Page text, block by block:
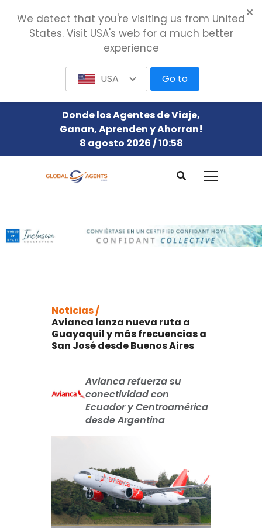
Donde los Agentes de Viaje,
Ganan, Aprenden y Ahorran!
8 agosto 2026 / 10:58
Noticias /
Avianca lanza nueva ruta a
Guayaquil y más frecuencias a
San José desde Buenos Aires
Avianca refuerza su
conectividad con
Ecuador y Centroamérica
desde Argentina
We detect that you're visiting us from United
States. Visit USA's web for a much better
experience
USA Go to